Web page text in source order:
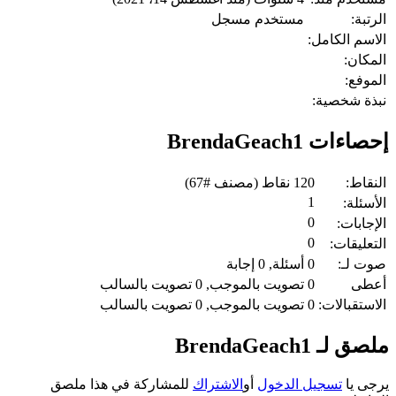
الرتبة:
مستخدم مسجل
الاسم الكامل:
المكان:
الموفع:
نبذة شخصية:
إحصاءات BrendaGeach1
النقاط: 120 نقاط (مصنف #67
)
الأسئلة:
1
الإجابات:
0
التعليقات:
0
صوت لـ:
0 أسئلة, 0 إجابة
أعطى
0 تصويت بالموجب, 0 تصويت بالسالب
الاستقبالات: 0 تصويت بالموجب, 0 تصويت بالسالب
ملصق لـ BrendaGeach1
يرجى يا تسجيل الدخول أو الاشتراك للمشاركة في هذا ملصق